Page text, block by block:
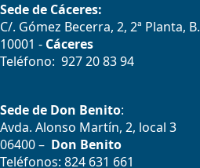
Sede de Cáceres:
C/. Gómez Becerra, 2, 2ª Planta, B.
10001 - Cáceres
Teléfono: 927 20 83 94
Sede de Don Benito:
Avda. Alonso Martín, 2, local 3
06400 – Don Benito
Teléfonos: 824 631 661